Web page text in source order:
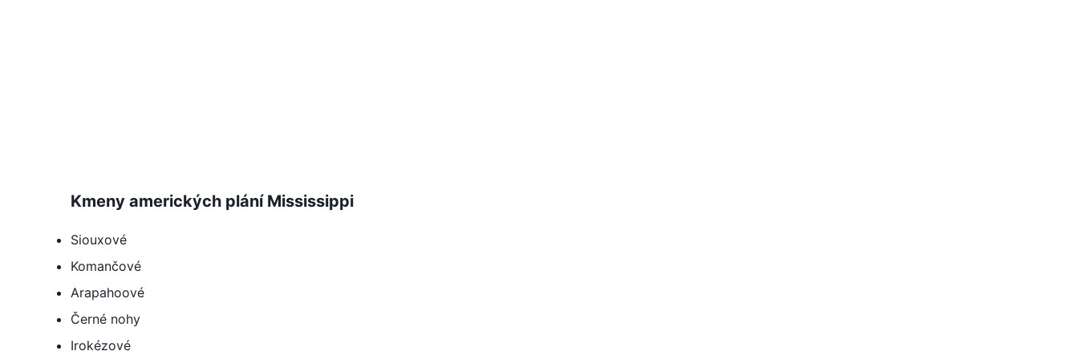
Kmeny amerických plání Mississippi
Siouxové
Komančové
Arapahoové
Černé nohy
Irokézové